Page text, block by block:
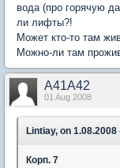
вода (про горячую
ли лифты?!
Может кто-то там
Можно-ли там
A41A42
01 Aug 2008
Lintiay, on 1.08.2008
Корп. 7